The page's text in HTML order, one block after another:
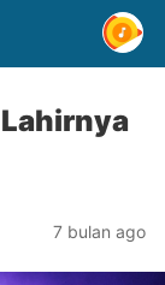
7 bulan ago